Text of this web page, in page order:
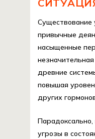
Существование
привычные
насыщенные
древние
повышая
других
угрозы в